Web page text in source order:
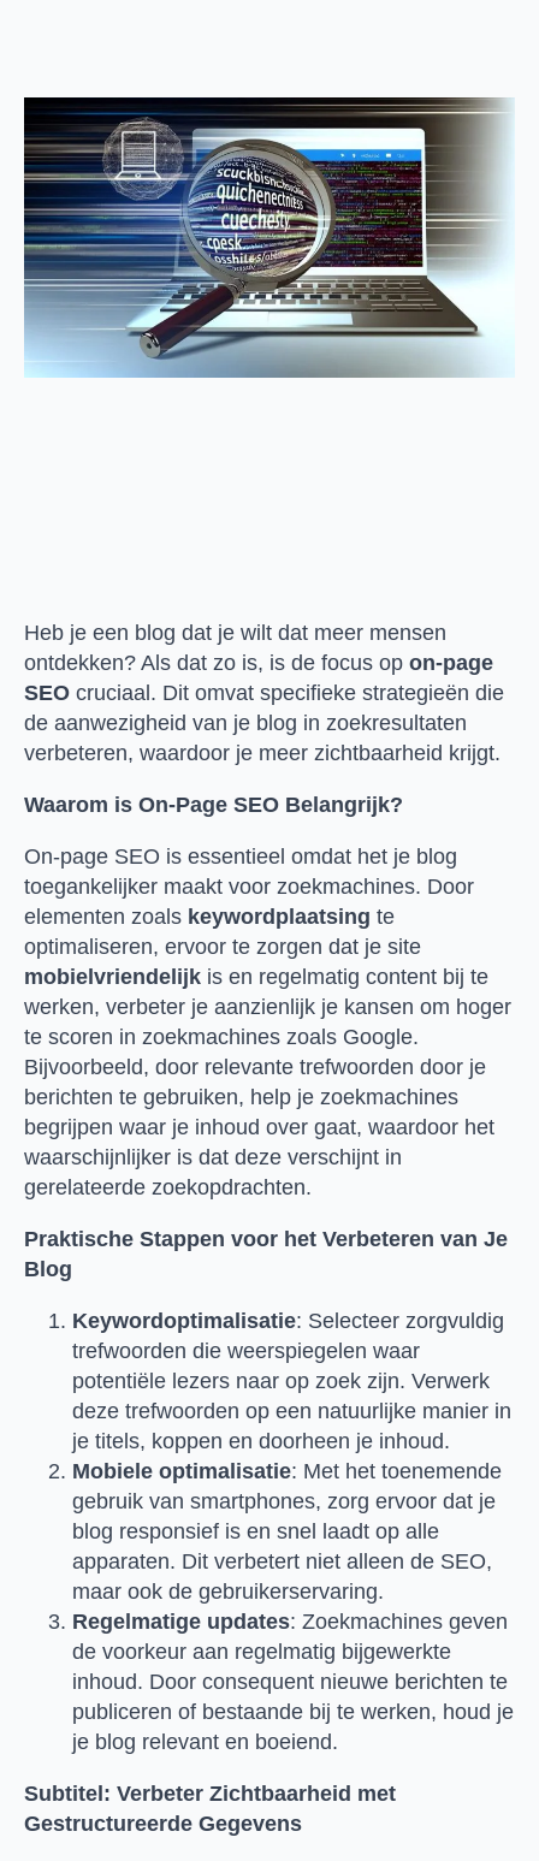
Heb je een blog dat je wilt dat meer mensen
ontdekken? Als dat zo is, is de focus op on-page
SEO cruciaal. Dit omvat specifieke strategieën die
de aanwezigheid van je blog in zoekresultaten
verbeteren, waardoor je meer zichtbaarheid krijgt.
Waarom is On-Page SEO Belangrijk?
On-page SEO is essentieel omdat het je blog
toegankelijker maakt voor zoekmachines. Door
elementen zoals keywordplaatsing te
optimaliseren, ervoor te zorgen dat je site
mobielvriendelijk is en regelmatig content bij te
werken, verbeter je aanzienlijk je kansen om hoger
te scoren in zoekmachines zoals Google.
Bijvoorbeeld, door relevante trefwoorden door je
berichten te gebruiken, help je zoekmachines
begrijpen waar je inhoud over gaat, waardoor het
waarschijnlijker is dat deze verschijnt in
gerelateerde zoekopdrachten.
Praktische Stappen voor het Verbeteren van Je
Blog
Keywordoptimalisatie: Selecteer zorgvuldig
trefwoorden die weerspiegelen waar
potentiële lezers naar op zoek zijn. Verwerk
deze trefwoorden op een natuurlijke manier in
je titels, koppen en doorheen je inhoud.
Mobiele optimalisatie: Met het toenemende
gebruik van smartphones, zorg ervoor dat je
blog responsief is en snel laadt op alle
apparaten. Dit verbetert niet alleen de SEO,
maar ook de gebruikerservaring.
Regelmatige updates: Zoekmachines geven
de voorkeur aan regelmatig bijgewerkte
inhoud. Door consequent nieuwe berichten te
publiceren of bestaande bij te werken, houd je
je blog relevant en boeiend.
Subtitel: Verbeter Zichtbaarheid met
Gestructureerde Gegevens